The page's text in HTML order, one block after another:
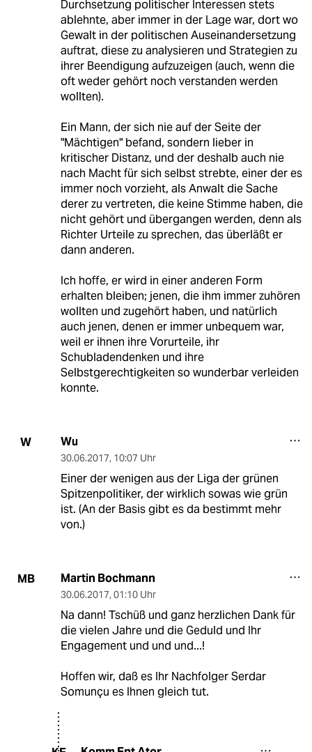
Durchsetzung politischer Interessen stets
ablehnte, aber immer in der Lage war, dort wo
Gewalt in der politischen Auseinandersetzung
auftrat, diese zu analysieren und Strategien zu
ihrer Beendigung aufzuzeigen (auch, wenn die
oft weder gehört noch verstanden werden
wollten).
Ein Mann, der sich nie auf der Seite der
"Mächtigen" befand, sondern lieber in
kritischer Distanz, und der deshalb auch nie
nach Macht für sich selbst strebte, einer der es
immer noch vorzieht, als Anwalt die Sache
derer zu vertreten, die keine Stimme haben, die
nicht gehört und übergangen werden, denn als
Richter Urteile zu sprechen, das überläßt er
dann anderen.
Ich hoffe, er wird in einer anderen Form
erhalten bleiben; jenen, die ihm immer zuhören
wollten und zugehört haben, und natürlich
auch jenen, denen er immer unbequem war,
weil er ihnen ihre Vorurteile, ihr
Schubladendenken und ihre
Selbstgerechtigkeiten so wunderbar verleiden
konnte.
W Wu
30.06.2017, 10:07 Uhr
Einer der wenigen aus der Liga der grünen
Spitzenpolitiker, der wirklich sowas wie grün
ist. (An der Basis gibt es da bestimmt mehr
von.)
MB Martin Bochmann
30.06.2017, 01:10 Uhr
Na dann! Tschüß und ganz herzlichen Dank für
die vielen Jahre und die Geduld und Ihr
Engagement und und und...!
Hoffen wir, daß es Ihr Nachfolger Serdar
Somunçu es Ihnen gleich tut.